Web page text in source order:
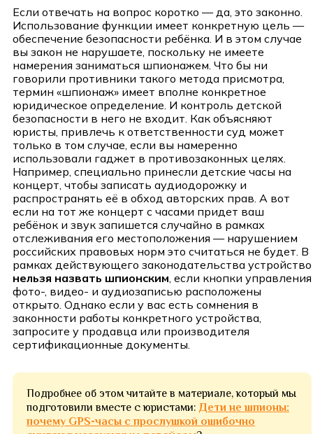
Если отвечать на вопрос коротко — да, это законно.
Использование функции имеет конкретную цель —
обеспечение безопасности ребёнка. И в этом случае
вы закон не нарушаете, поскольку не имеете
намерения заниматься шпионажем. Что бы ни
говорили противники такого метода присмотра,
термин «шпионаж» имеет вполне конкретное
юридическое определение. И контроль детской
безопасности в него не входит. Как объясняют
юристы, привлечь к ответственности суд может
только в том случае, если вы намеренно
использовали гаджет в противозаконных целях.
Например, специально принесли детские часы на
концерт, чтобы записать аудиодорожку и
распространять её в обход авторских прав. А вот
если на тот же концерт с часами придет ваш
ребёнок и звук запишется случайно в рамках
отслеживания его местоположения — нарушением
российских правовых норм это считаться не будет. В
рамках действующего законодательства устройство
нельзя назвать шпионским , если кнопки управления
фото-, видео- и аудиозаписью расположены
открыто. Однако если у вас есть сомнения в
законности работы конкретного устройства,
запросите у продавца или производителя
сертификационные документы.
Подробнее об этом читайте в материале, который мы
подготовили вместе с юристами: Дети не шпионы:
почему GPS-часы с прослушкой ошибочно